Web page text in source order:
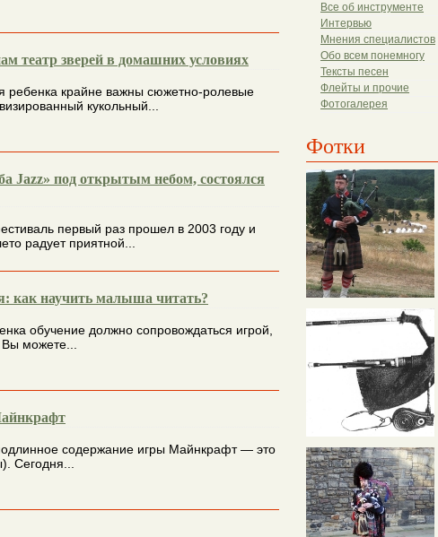
Все об инструменте
Интервью
Мнения специалистов
Обо всем понемногу
Тексты песен
Флейты и прочие
Фотогалерея
Фотки
театр зверей в домашних условиях
ребенка крайне важны сюжетно-ролевые
кукольный...
Jazz» под открытым небом, состоялся
первый раз прошел в 2003 году и
радует приятной...
как научить малыша читать?
обучение должно сопровождаться игрой,
можете...
содержание игры Майнкрафт — это
Сегодня...